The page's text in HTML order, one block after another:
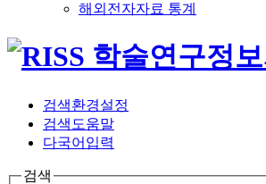
해외전자자료 통계
검색환경설정
검색도움말
다국어입력
검색